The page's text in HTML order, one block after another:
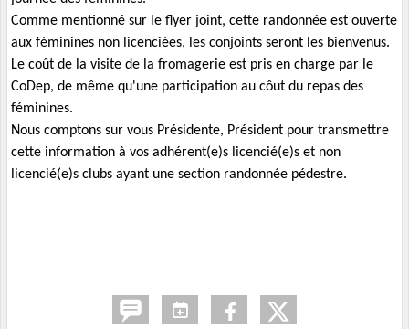
Comme mentionné sur le flyer joint, cette randonnée est ouverte
aux féminines non licenciées, les conjoints seront les bienvenus.
Le coût de la visite de la fromagerie est pris en charge par le
CoDep, de même qu'une participation au côut du repas des
féminines.
Nous comptons sur vous Présidente, Président pour transmettre
cette information à vos adhérent(e)s licencié(e)s et non
licencié(e)s clubs ayant une section randonnée pédestre.